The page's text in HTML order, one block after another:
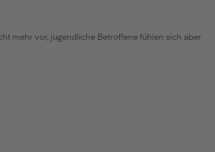
mehr vor, jugendliche Betroffene fühlen sich aber